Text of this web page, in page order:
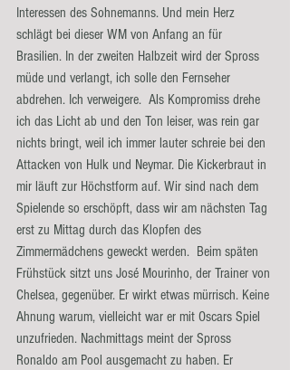
Interessen des Sohnemanns. Und mein Herz
schlägt bei dieser WM von Anfang an für
Brasilien. In der zweiten Halbzeit wird der Spross
müde und verlangt, ich solle den Fernseher
abdrehen. Ich verweigere.  Als Kompromiss drehe
ich das Licht ab und den Ton leiser, was rein gar
nichts bringt, weil ich immer lauter schreie bei den
Attacken von Hulk und Neymar. Die Kickerbraut in
mir läuft zur Höchstform auf. Wir sind nach dem
Spielende so erschöpft, dass wir am nächsten Tag
erst zu Mittag durch das Klopfen des
Zimmermädchens geweckt werden.  Beim späten
Frühstück sitzt uns José Mourinho, der Trainer von
Chelsea, gegenüber. Er wirkt etwas mürrisch. Keine
Ahnung warum, vielleicht war er mit Oscars Spiel
unzufrieden. Nachmittags meint der Spross
Ronaldo am Pool ausgemacht zu haben. Er